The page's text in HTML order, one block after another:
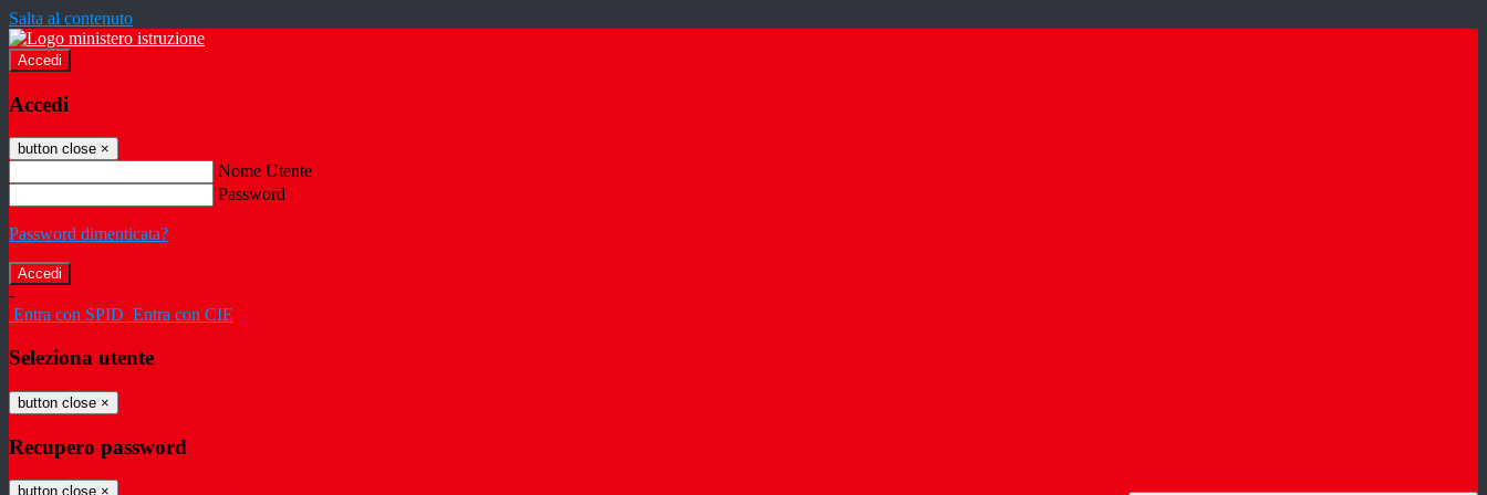
Salta al contenuto
Accedi
Accedi
button close ×
Nome Utente
Password
Password dimenticata?
-
Entra con SPID Entra con CIE
Seleziona utente
button close ×
Recupero password
button close ×